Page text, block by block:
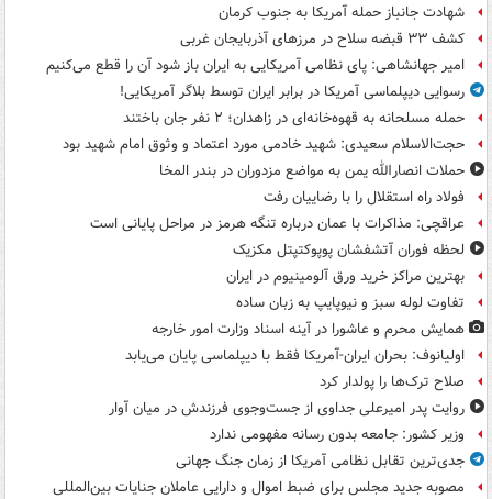
شهادت جانباز حمله آمریکا به جنوب کرمان
کشف ۳۳ قبضه سلاح در مرزهای آذربایجان غربی
امیر جهانشاهی: پای نظامی آمریکایی به ایران باز شود آن را قطع می‌کنیم
رسوایی دیپلماسی آمریکا در برابر ایران توسط بلاگر آمریکایی!
حمله مسلحانه به قهوه‌خانه‌ای در زاهدان؛ ۲ نفر جان باختند
حجت‌الاسلام سعیدی: شهید خادمی مورد اعتماد و وثوق امام شهید بود
حملات انصارالله یمن به مواضع مزدوران در بندر المخا
فولاد راه استقلال را با رضاییان رفت
عراقچی: مذاکرات با عمان درباره تنگه هرمز در مراحل پایانی است
لحظه فوران آتشفشان پوپوکتپتل مکزیک
بهترین مراکز خرید ورق آلومینیوم در ایران
تفاوت لوله سبز و نیوپایپ به زبان ساده
همایش محرم و عاشورا در آینه اسناد وزارت امور خارجه
اولیانوف: بحران ایران-آمریکا فقط با دیپلماسی پایان می‌یابد
صلاح ترک‌ها را پولدار کرد
روایت پدر امیرعلی جداوی از جست‌وجوی فرزندش در میان آوار
وزیر کشور: جامعه بدون رسانه مفهومی ندارد
جدی‌ترین تقابل نظامی آمریکا از زمان جنگ جهانی
مصوبه جدید مجلس برای ضبط اموال و دارایی عاملان جنایات بین‌المللی